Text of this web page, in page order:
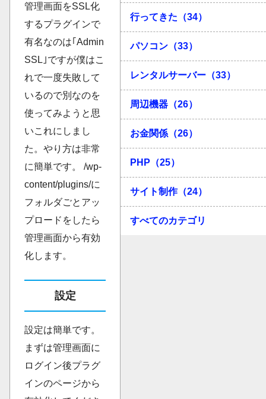
管理画面をSSL化
するプラグインで
有名なのは｢Admin
SSL｣ですが僕はこ
れで一度失敗して
いるので別なのを
使ってみようと思
いこれにしまし
た。やり方は非常
に簡単です。 /wp-
content/plugins/に
フォルダごとアッ
プロードをしたら
管理画面から有効
化します。
設定
設定は簡単です。
まずは管理画面に
ログイン後プラグ
インのページから
行ってきた（34）
パソコン（33）
レンタルサーバー（33）
周辺機器（26）
お金関係（26）
PHP（25）
サイト制作（24）
すべてのカテゴリ